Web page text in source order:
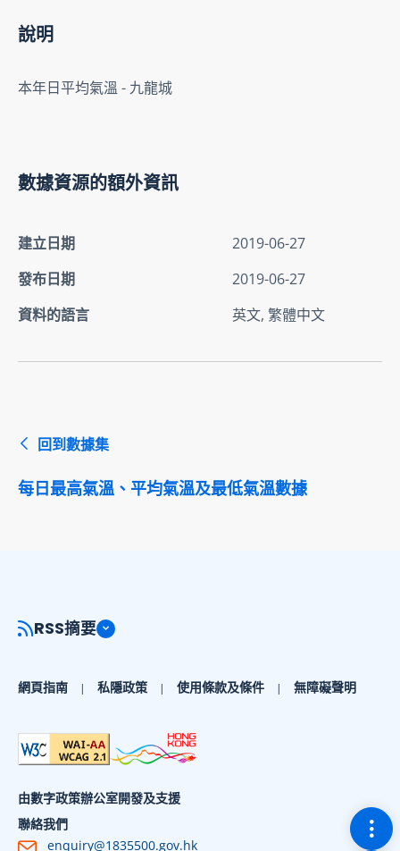
說明
本年日平均氣溫 - 九龍城
數據資源的額外資訊
建立日期
2019-06-27
發布日期
2019-06-27
資料的語言
英文, 繁體中文
回到數據集
每日最高氣溫、平均氣溫及最低氣溫數據
切
RSS摘要
網頁指南 私隱政策 使用條款及條件 無障礙聲明
由數字政策辦公室開發及支援
聯絡我們
enquiry@1835500.gov.hk